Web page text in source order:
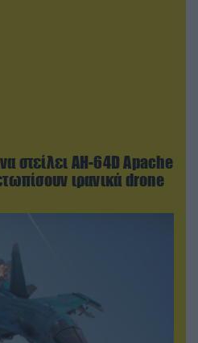
στείλει AH-64D Apache
ιρανικά drone